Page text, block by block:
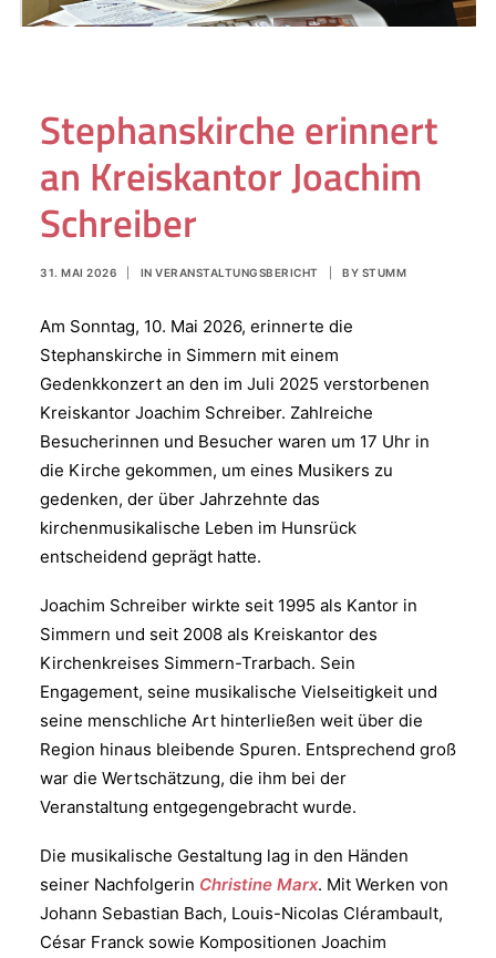
Stephanskirche erinnert
an Kreiskantor Joachim
Schreiber
31. MAI 2026 IN VERANSTALTUNGSBERICHT BY STUMM
Am Sonntag, 10. Mai 2026, erinnerte die
Stephanskirche in Simmern mit einem
Gedenkkonzert an den im Juli 2025 verstorbenen
Kreiskantor Joachim Schreiber. Zahlreiche
Besucherinnen und Besucher waren um 17 Uhr in
die Kirche gekommen, um eines Musikers zu
gedenken, der über Jahrzehnte das
kirchenmusikalische Leben im Hunsrück
entscheidend geprägt hatte.
Joachim Schreiber wirkte seit 1995 als Kantor in
Simmern und seit 2008 als Kreiskantor des
Kirchenkreises Simmern-Trarbach. Sein
Engagement, seine musikalische Vielseitigkeit und
seine menschliche Art hinterließen weit über die
Region hinaus bleibende Spuren. Entsprechend groß
war die Wertschätzung, die ihm bei der
Veranstaltung entgegengebracht wurde.
Die musikalische Gestaltung lag in den Händen
seiner Nachfolgerin Christine Marx. Mit Werken von
Johann Sebastian Bach, Louis-Nicolas Clérambault,
César Franck sowie Kompositionen Joachim